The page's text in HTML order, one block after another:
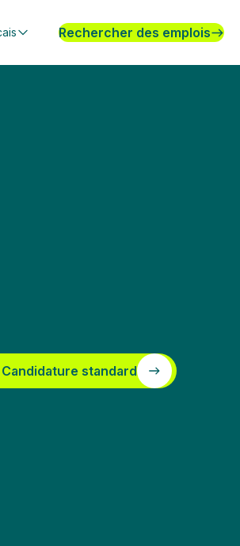
Rechercher des emplois
Candidature standard